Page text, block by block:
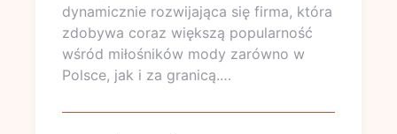
dynamicznie rozwijająca się firma, która
zdobywa coraz większą popularność
wśród miłośników mody zarówno w
Polsce, jak i za granicą.…